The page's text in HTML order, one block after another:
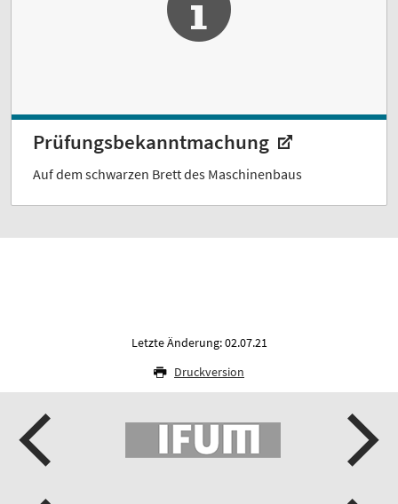
Prüfungsbekanntmachung
Auf dem schwarzen Brett des Maschinenbaus
Letzte Änderung: 02.07.21
Druckversion